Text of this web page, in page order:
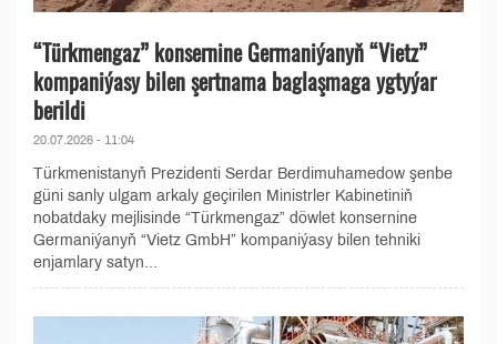
“Türkmengaz” konsernine Germaniýanyň “Vietz”
kompaniýasy bilen şertnama baglaşmaga ygtyýar
berildi
20.07.2026 - 11:04
Türkmenistanyň Prezidenti Serdar Berdimuhamedow şenbe
güni sanly ulgam arkaly geçirilen Ministrler Kabinetiniň
nobatdaky mejlisinde “Türkmengaz” döwlet konsernine
Germaniýanyň “Vietz GmbH” kompaniýasy bilen tehniki
enjamlary satyn...